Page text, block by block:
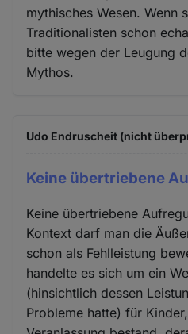
mythisches Wesen. Wenn
Traditionalisten schon
bitte wegen der Leugung
Mythos.
Udo Endruscheit (nicht
Keine übertriebene
Keine übertriebene
Kontext darf man die
schon als Fehlleistung
handelte es sich um ein
(hinsichtlich dessen
Probleme hatte) für